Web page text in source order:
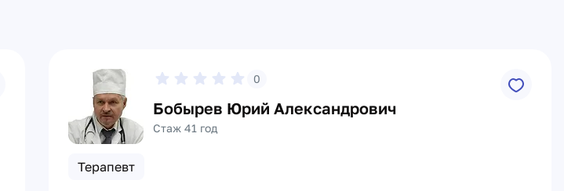
0
Бобырев Юрий Александрович
Стаж 41 год
Терапевт